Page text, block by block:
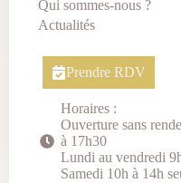
Qui sommes-nous ?
Actualités
Prendre RDV
Horaires :
Ouverture sans
à 17h30
Lundi au vendredi
Samedi 10h à 14h